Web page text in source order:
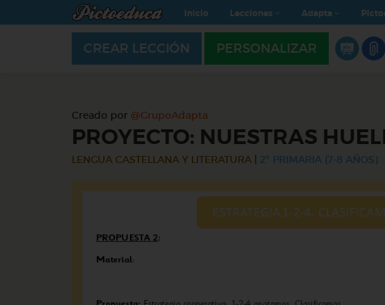
Inicio Lecciones Adapta
CREAR LECCIÓN PERSONALIZAR
Creado por @GrupoAdapta
PROYECTO: NUESTRAS
LENGUA CASTELLANA Y LITERATURA 2º PRIMARIA (7-8 AÑOS)